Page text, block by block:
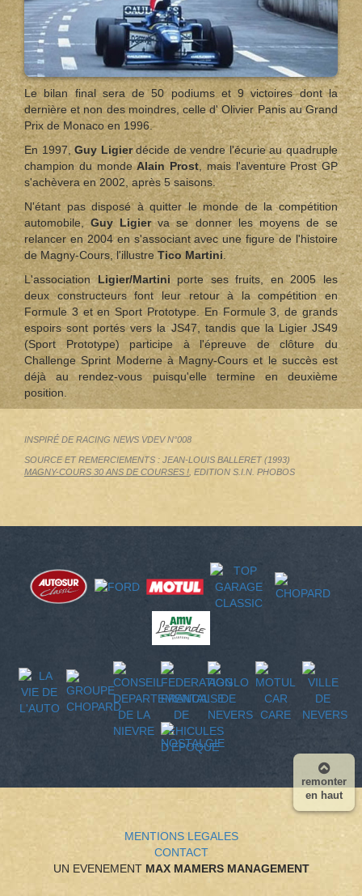
remonter
en haut
Le bilan final sera de 50 podiums et 9 victoires dont la
dernière et non des moindres, celle d' Olivier Panis au Grand
Prix de Monaco en 1996.
En 1997,Guy Ligierdécide de vendre l'écurie au quadruple
champion du mondeAlain Prost , mais l'aventure Prost GP
s'achèvera en 2002, après 5 saisons.
N'étant pas disposé à quitter le monde de la compétition
automobile,Guy Ligierva se donner les moyens de se
relancer en 2004 en s'associant avec une figure de l'histoire
de Magny-Cours, l'illustreTico Martini.
L'associationLigier/Martini porte ses fruits, en 2005 les
deux constructeurs font leur retour à la compétition en
Formule 3 et en Sport Prototype. En Formule 3, de grands
espoirs sont portés vers la JS47, tandis que la Ligier JS49
(Sport Prototype) participe à l'épreuve de clôture du
Challenge Sprint Moderne à Magny‑Cours et le succès est
déjà au rendez-vous puisqu'elle termine en deuxième
position.
INSPIRÉ DE RACING NEWS VDEV N°008
SOURCE ET REMERCIEMENTS : JEAN-LOUIS BALLERET (1993)
MAGNY-COURS 30 ANS DE COURSES ! , EDITION S.I.N. PHOBOS
MENTIONS LEGALES
CONTACT
UN EVENEMENT MAX MAMERS MANAGEMENT